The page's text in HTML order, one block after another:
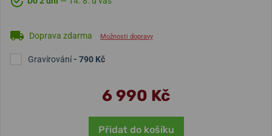
Doprava zdarma Možnosti dopravy
Gravírování- 790 Kč
6 990 Kč
Přidat do košíku